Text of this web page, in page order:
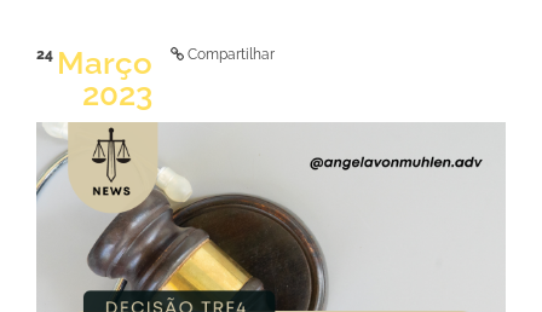
24 Março
2023
Compartilhar